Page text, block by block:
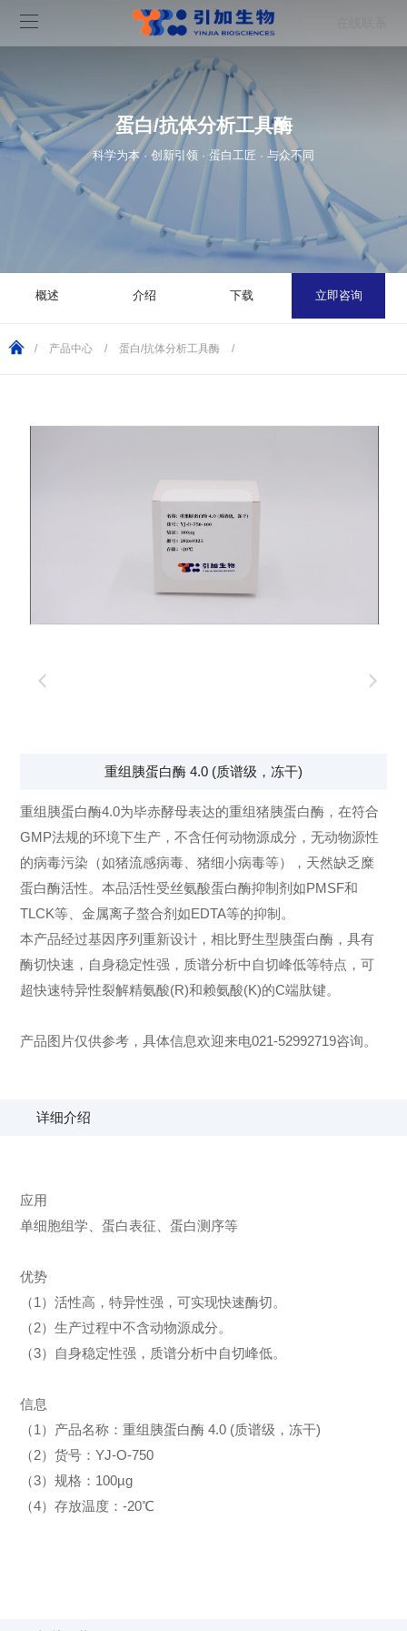
蛋白/抗体分析工具酶
科学为本 · 创新引领 · 蛋白工匠 · 与众不同
概述 介绍 下载 立即咨询
/ 产品中心 / 蛋白/抗体分析工具酶 /
重组胰蛋白酶 4.0 (质谱级，冻干)
重组胰蛋白酶4.0为毕赤酵母表达的重组猪胰蛋白酶，在符合
GMP法规的环境下生产，不含任何动物源成分，无动物源性
的病毒污染（如猪流感病毒、猪细小病毒等），天然缺乏糜
蛋白酶活性。本品活性受丝氨酸蛋白酶抑制剂如PMSF和
TLCK等、金属离子螯合剂如EDTA等的抑制。
本产品经过基因序列重新设计，相比野生型胰蛋白酶，具有
酶切快速，自身稳定性强，质谱分析中自切峰低等特点，可
超快速特异性裂解精氨酸(R)和赖氨酸(K)的C端肽键。
产品图片仅供参考，具体信息欢迎来电021-52992719咨询。
详细介绍
应用
单细胞组学、蛋白表征、蛋白测序等
优势
（1）活性高，特异性强，可实现快速酶切。
（2）生产过程中不含动物源成分。
（3）自身稳定性强，质谱分析中自切峰低。
信息
（1）产品名称：重组胰蛋白酶 4.0 (质谱级，冻干)
（2）货号：YJ-O-750
（3）规格：100µg
（4）存放温度：-20℃